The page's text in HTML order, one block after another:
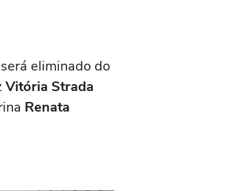
será eliminado do
Vitória Strada
Renata